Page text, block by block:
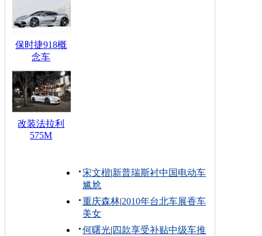
保时捷918概
念车
改装法拉利
575M
宋文楷|新普瑞斯衬中国电动车
尴尬
重庆森林|2010年台北车展香车
美女
何曙光| 四款享受补贴中级车推